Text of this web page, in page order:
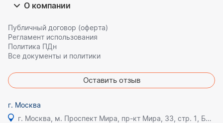
О компании
Публичный договор (оферта)
Регламент использования
Политика ПДн
Все документы и политики
Оставить отзыв
г. Москва
г. Москва, м. Проспект Мира, пр-кт Мира, 33, стр. 1, БЦ Олимпик плаза